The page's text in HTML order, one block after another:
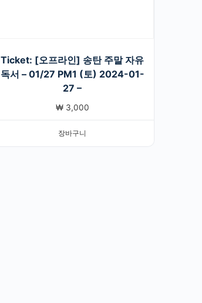
Ticket: [오프라인] 송탄 주말 자유
독서 – 01/27 PM1 (토) 2024-01-
27 –
₩3,000
장바구니